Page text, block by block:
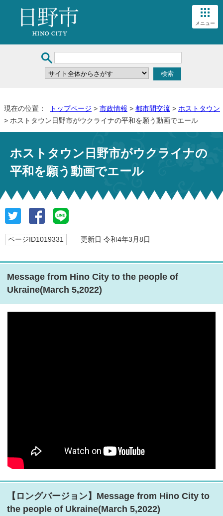
メニュー
現在の位置： トップページ > 市政情報 > 都市間交流 > ホストタウン
> ホストタウン日野市がウクライナの平和を願う動画でエール
ホストタウン日野市がウクライナの
平和を願う動画でエール
ページID1019331 更新日 令和4年3月8日
Message from Hino City to the people of
Ukraine(March 5,2022)
【ロングバージョン】Message from Hino City to
the people of Ukraine(March 5,2022)